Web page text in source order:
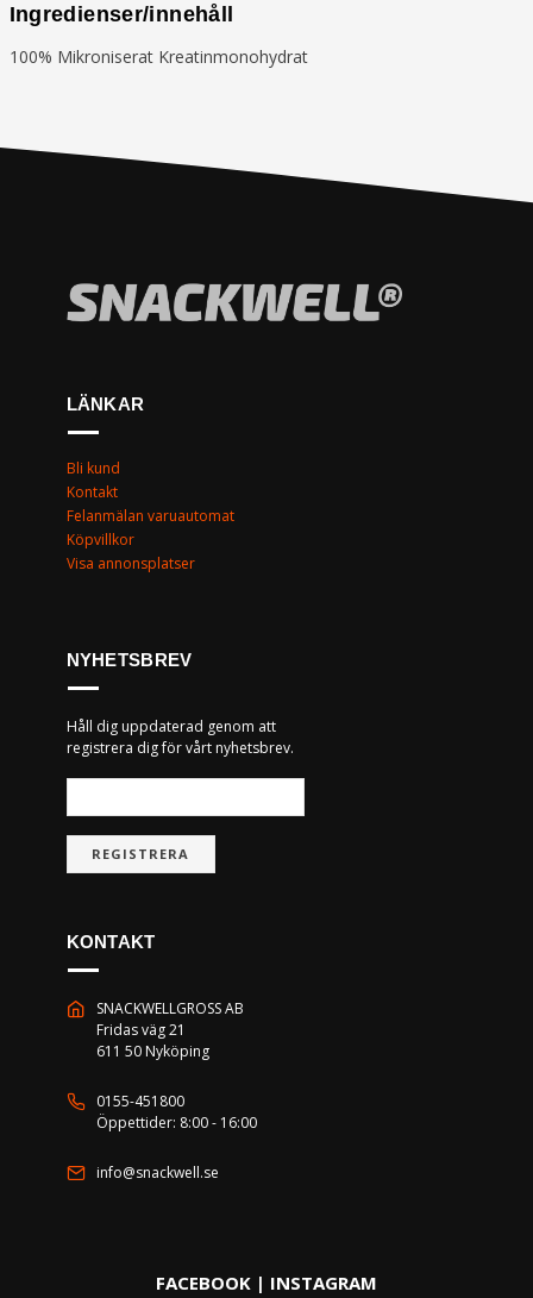
Ingredienser/innehåll
100% Mikroniserat Kreatinmonohydrat
LÄNKAR
Bli kund
Kontakt
Felanmälan varuautomat
Köpvillkor
Visa annonsplatser
NYHETSBREV
Håll dig uppdaterad genom att
registrera dig för vårt nyhetsbrev.
REGISTRERA
KONTAKT
SNACKWELLGROSS AB
Fridas väg 21
611 50 Nyköping
0155-451800
Öppettider: 8:00 - 16:00
info@snackwell.se
FACEBOOK | INSTAGRAM